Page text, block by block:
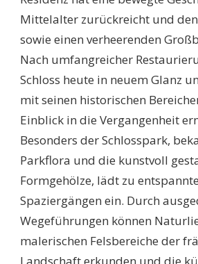
Mittelalter zurückreicht und
sowie einen verheerenden
Nach umfangreicher
Schloss heute in neuem Glanz
mit seinen historischen
Einblick in die Vergangenheit
Besonders der Schlosspark,
Parkflora und die kunstvoll
Formgehölze, lädt zu
Spaziergängen ein. Durch
Wegeführungen können
malerischen Felsbereiche der